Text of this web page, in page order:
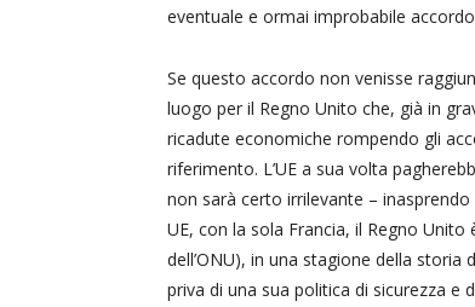
eventuale e ormai improbabile
Se questo accordo non venisse
luogo per il Regno Unito che, già in
ricadute economiche rompendo gli
riferimento. L’UE a sua volta
non sarà certo irrilevante –
UE, con la sola Francia, il Regno
dell’ONU), in una stagione della
priva di una sua politica di sicurezza e